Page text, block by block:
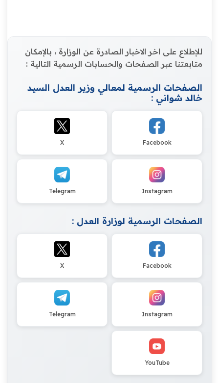
للإطلاع على اخر الاخبار الصادرة عن الوزارة ، بالإمكان
متابعتنا عبر الصفحات والحسابات الرسمية التالية :
الصفحات الرسمية لمعالي وزير العدل السيد
خالد شواني :
Facebook
X
Instagram
Telegram
الصفحات الرسمية لوزارة العدل :
Facebook
X
Instagram
Telegram
YouTube